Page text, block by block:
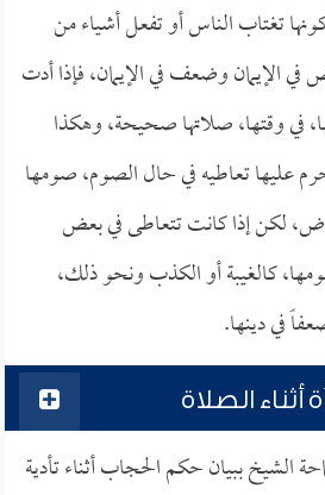
تغتاب الناس أو تفعل أشياء من
الإيمان وضعف في الإيمان، فإذا أدت
في وقتها، صلاتها صحيحة، وهكذا
عليها تعاطيه في حال الصوم، صومها
لكن إذا كانت تتعاطى في بعض
كالغيبة أو الكذب ونحو ذلك،
في دينها.
الصلاة
الشيخ ببيان حكم الحجاب أثناء تأدية